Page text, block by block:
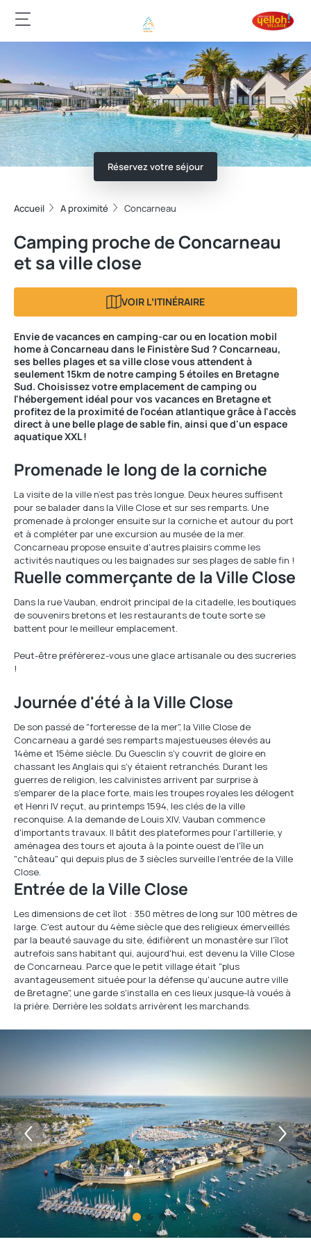
Réservez votre séjour
Accueil A proximité Concarneau
Camping proche de Concarneau
et sa ville close
VOIR LʼITINÉRAIRE
Envie de vacances en camping-car ou en location mobil
home à Concarneau dans le Finistère Sud ? Concarneau,
ses belles plages et sa ville close vous attendent à
seulement 15km de notre camping 5 étoiles en Bretagne
Sud. Choisissez votre emplacement de camping ou
l'hébergement idéal pour vos vacances en Bretagne et
profitez de la proximité de l'océan atlantique grâce à l'accès
direct à une belle plage de sable fin, ainsi que d'un espace
aquatique XXL !
Promenade le long de la corniche
La visite de la ville n’est pas très longue. Deux heures suffisent
pour se balader dans la Ville Close et sur ses remparts. Une
promenade à prolonger ensuite sur la corniche et autour du port
et à compléter par une excursion au musée de la mer.
Concarneau propose ensuite d'autres plaisirs comme les
activités nautiques ou les baignades sur ses plages de sable fin !
Ruelle commerçante de la Ville Close
Dans la rue Vauban, endroit principal de la citadelle, les boutiques
de souvenirs bretons et les restaurants de toute sorte se
battent pour le meilleur emplacement.
Peut-être préfèrerez-vous une glace artisanale ou des sucreries
!
Journée d'été à la Ville Close
De son passé de "forteresse de la mer", la Ville Close de
Concarneau a gardé ses remparts majestueuses élevés au
14ème et 15ème siècle. Du Guesclin s'y couvrit de gloire en
chassant les Anglais qui s'y étaient retranchés. Durant les
guerres de religion, les calvinistes arrivent par surprise à
s'emparer de la place forte, mais les troupes royales les délogent
et Henri IV reçut, au printemps 1594, les clés de la ville
reconquise. A la demande de Louis XIV, Vauban commence
d'importants travaux. Il bâtit des plateformes pour l'artillerie, y
aménagea des tours et ajouta à la pointe ouest de l'île un
"château" qui depuis plus de 3 siècles surveille l'entrée de la Ville
Close.
Entrée de la Ville Close
Les dimensions de cet îlot : 350 mètres de long sur 100 mètres de
large. C'est autour du 4ème siècle que des religieux émerveillés
par la beauté sauvage du site, édifièrent un monastère sur l'îlot
autrefois sans habitant qui, aujourd'hui, est devenu la Ville Close
de Concarneau. Parce que le petit village était "plus
avantageusement située pour la défense qu'aucune autre ville
de Bretagne", une garde s'installa en ces lieux jusque-là voués à
la prière. Derrière les soldats arrivèrent les marchands.